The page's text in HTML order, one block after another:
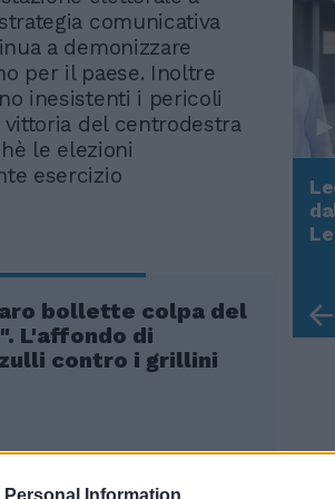
Personal Information
comunicativa
a demonizzare
per il paese. Inoltre
inesistenti i pericoli
del centrodestra
le elezioni
esercizio
bollette colpa del
L'affondo di
contro i grillini